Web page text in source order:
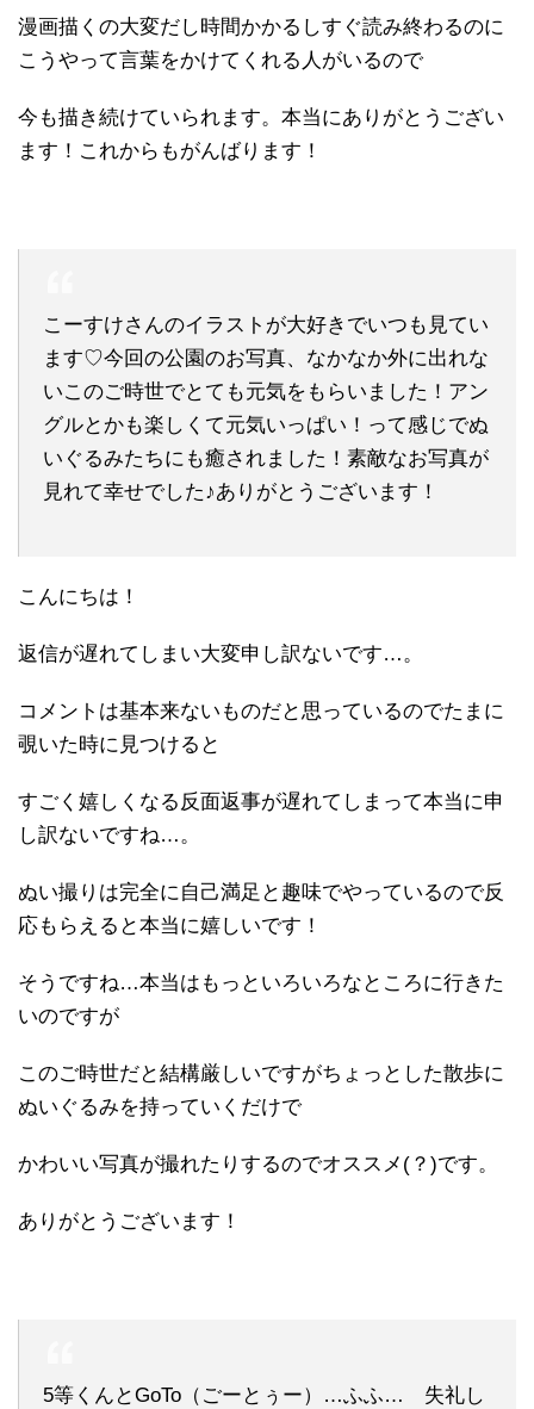
漫画描くの大変だし時間かかるしすぐ読み終わるのに
こうやって言葉をかけてくれる人がいるので
今も描き続けていられます。本当にありがとうござい
ます！これからもがんばります！
こーすけさんのイラストが大好きでいつも見てい
ます♡今回の公園のお写真、なかなか外に出れな
いこのご時世でとても元気をもらいました！アン
グルとかも楽しくて元気いっぱい！って感じでぬ
いぐるみたちにも癒されました！素敵なお写真が
見れて幸せでした♪ありがとうございます！
こんにちは！
返信が遅れてしまい大変申し訳ないです…。
コメントは基本来ないものだと思っているのでたまに
覗いた時に見つけると
すごく嬉しくなる反面返事が遅れてしまって本当に申
し訳ないですね…。
ぬい撮りは完全に自己満足と趣味でやっているので反
応もらえると本当に嬉しいです！
そうですね…本当はもっといろいろなところに行きた
いのですが
このご時世だと結構厳しいですがちょっとした散歩に
ぬいぐるみを持っていくだけで
かわいい写真が撮れたりするのでオススメ(？)です。
ありがとうございます！
5等くんとGoTo（ごーとぅー）…ふふ… 失礼し